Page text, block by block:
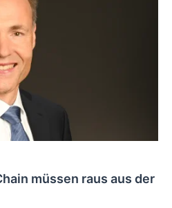
müssen raus aus der